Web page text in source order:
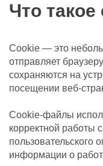
Что
Cookie — это
отправляет
сохраняются на
посещении веб-
Cookie-файлы
корректной работы
пользовательского
информации о